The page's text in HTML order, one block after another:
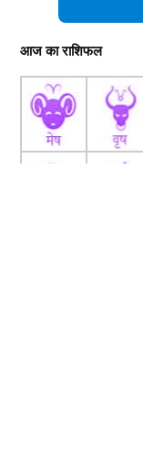
आज का राशिफल